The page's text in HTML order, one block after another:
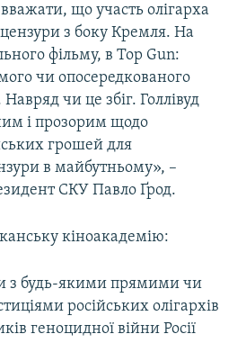
вважати, що участь олігарха
з боку Кремля. На
фільму, в Top Gun:
чи опосередкованого
чи це збіг. Голлівуд
і прозорим щодо
грошей для
в майбутньому», –
СКУ Павло Ґрод.
кіноакадемію:
з будь-якими прямими чи
російських олігархів
геноцидної війни Росії